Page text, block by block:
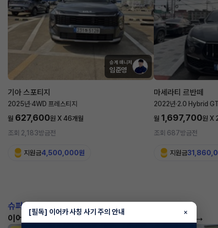
승계 매니저
임준영
기아 스포티지
2025년·4WD 프레스티지
월 627,600원 X46개월
조회 2,183방금전
지원금4,500,000원
마세라티 르반떼
2022년·2.0 Hybrid
월 1,697,700원 X
조회 687방금전
지원금
슈퍼카!
이어카에서 좋은 조건으로 만나보세요
[필독] 이어카 사칭 사기 주의 안내 ×